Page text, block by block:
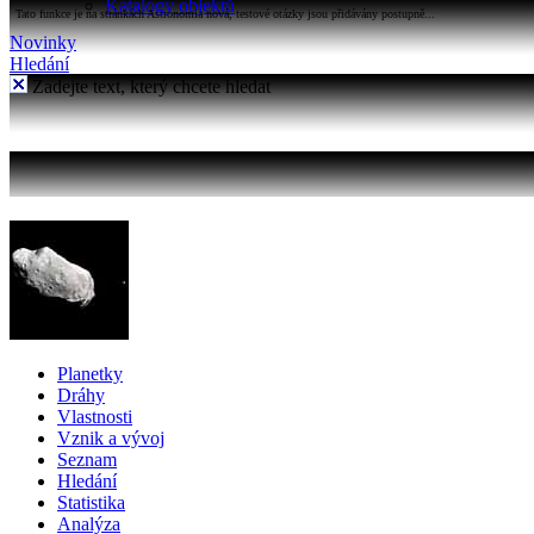
Katalogy objektů
Tato funkce je na stránkách Astronomia nová, testové otázky jsou přidávány postupně...
Novinky
Hledání
Zadejte text, který chcete hledat
Planetky
Dráhy
Vlastnosti
Vznik a vývoj
Seznam
Hledání
Statistika
Analýza